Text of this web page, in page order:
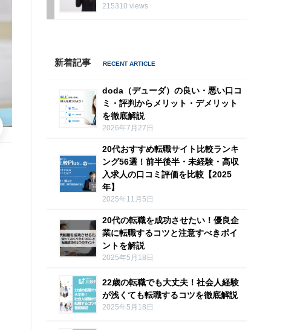
215310 views
新着記事
doda（デューダ）の良い・悪い口コ
ミ・評判からメリット・デメリット
を徹底解説
2026年7月27日
20代おすすめ転職サイト比較ランキ
ング56選！前半後半・未経験・高収
入求人の口コミ評価を比較【2025
年】
2025年11月5日
20代の転職を成功させたい！優良企
業に転職するコツと注意すべきポイ
ントを解説
2025年5月18日
22歳の転職でも大丈夫！社会人経験
が浅くても転職するコツを徹底解説
2025年5月18日